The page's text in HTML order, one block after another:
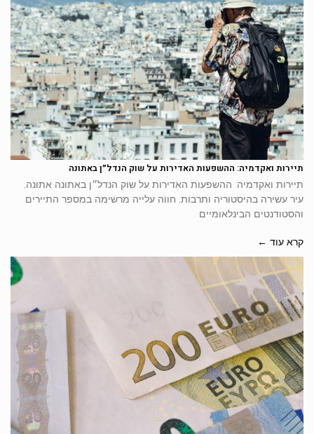
תיירות ואקדמיה: ההשפעות האדירות על שוק הנדל״ן באתונה
תיירות ואקדמיה: ההשפעות האדירות על שוק הנדל״ן באתונה אתונה,
עיר עשירה בהיסטוריה ותרבות, חווה עלייה מרשימה במספר התיירים
והסטודנטים הבינלאומיים
קרא עוד ←